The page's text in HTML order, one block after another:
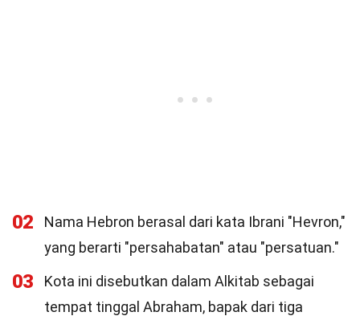
02
Nama Hebron berasal dari kata Ibrani "Hevron,"
yang berarti "persahabatan" atau "persatuan."
03
Kota ini disebutkan dalam Alkitab sebagai
tempat tinggal Abraham, bapak dari tiga